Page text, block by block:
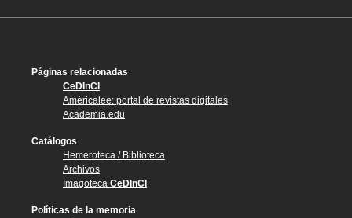
Páginas relacionadas
CeDInCI
Américalee: portal de revistas digitales
Academia.edu
Catálogos
Hemeroteca / Biblioteca
Archivos
Imagoteca CeDInCI
Políticas de la memoria